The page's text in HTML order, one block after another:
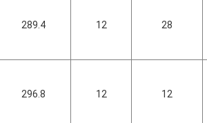
289.4 12 28
296.8 12 12